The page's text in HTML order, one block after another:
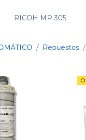
RICOH MP 305
Repuestos